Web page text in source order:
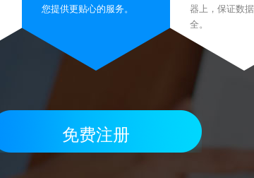
您提供更贴心的服务。
器上，保证数
全。
免费注册